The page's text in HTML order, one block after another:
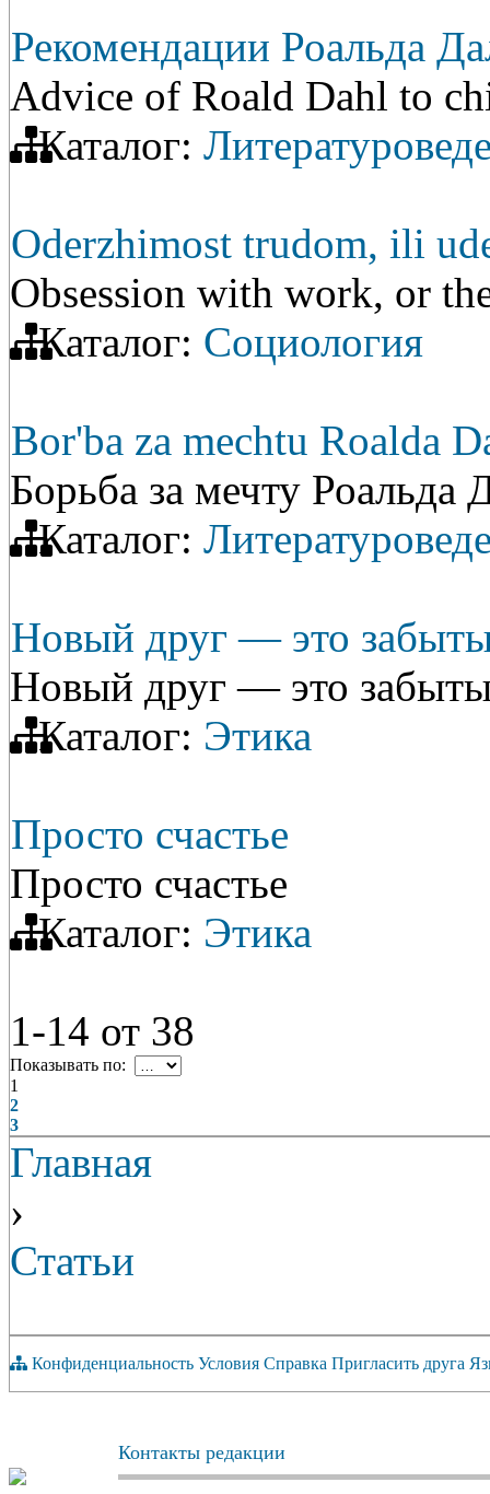
Рекомендации Роальда
Advice of Roald Dahl to
Каталог:
Oderzhimost trudom, ili
Obsession with work, or
Каталог: Социология
Bor'ba za mechtu Roalda
Борьба за мечту Роальда
Каталог:
Новый друг — это
Новый друг — это
Каталог: Этика
Просто счастье
Просто счастье
Каталог: Этика
1-14 от 38
Показывать по:
1
2
3
Главная
›
Статьи
Конфиденциальность Условия Справка Пригласить друга
Контакты редакции